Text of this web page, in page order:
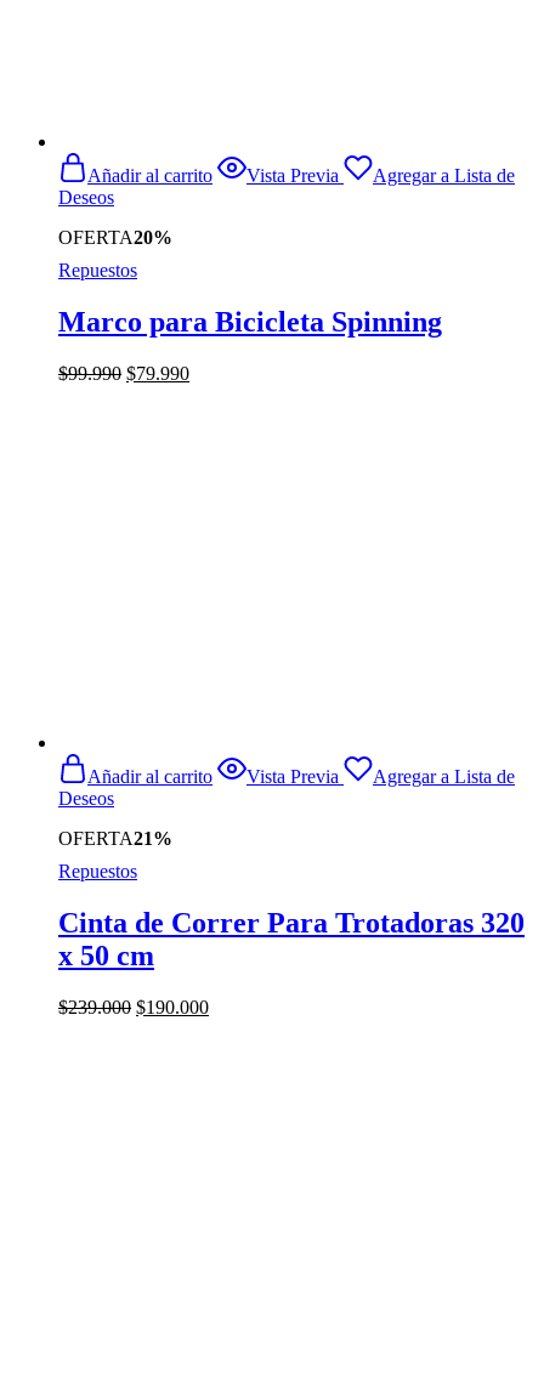
OFERTA20%
Añadir al carrito Vista Previa
Agregar a Lista de
Deseos
Repuestos
Marco para Bicicleta Spinning
$99.990 El
$79.990El
OFERTA21%
Añadir al carrito Vista Previa
Agregar a Lista de
Deseos
Repuestos
Cinta de Correr Para Trotadoras 320
x 50 cm
$239.000 El
$190.000El